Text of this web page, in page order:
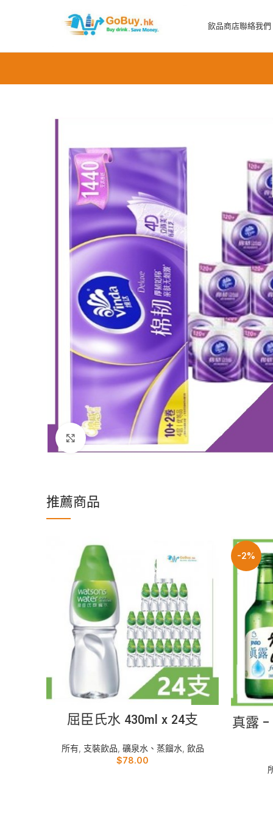
飲品商店聯絡我們
Click to enlarge
推薦商品
屈臣氏水 430ml x 24支
所有, 支裝飲品 礦泉水、蒸餾水 飲品
$78.00
-2%
真露